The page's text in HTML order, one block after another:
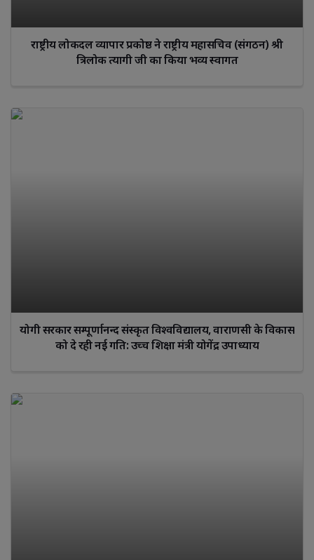
राष्ट्रीय लोकदल व्यापार प्रकोष्ठ ने राष्ट्रीय महासचिव (संगठन) श्री
त्रिलोक त्यागी जी का किया भव्य स्वागत
योगी सरकार सम्पूर्णानन्द संस्कृत विश्वविद्यालय, वाराणसी के विकास
को दे रही नई गति: उच्च शिक्षा मंत्री योगेंद्र उपाध्याय